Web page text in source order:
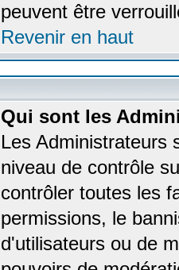
peuvent être
Revenir en haut
Qui sont les
Les Administrateurs
niveau de contrôle
contrôler toutes les
permissions, le
d'utilisateurs ou de